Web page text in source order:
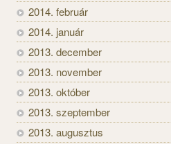
2014. február
2014. január
2013. december
2013. november
2013. október
2013. szeptember
2013. augusztus